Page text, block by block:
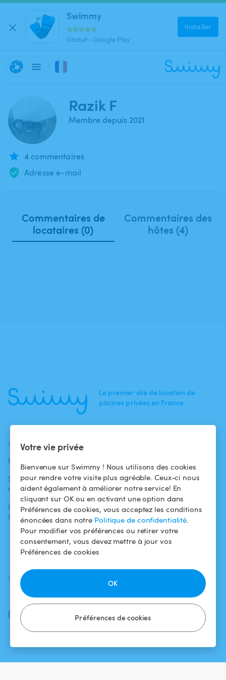
Votre vie privée
Bienvenue sur Swimmy ! Nous utilisons des cookies
pour rendre votre visite plus agréable. Ceux-ci nous
aident également à améliorer notre service! En
cliquant sur OK ou en activant une option dans
Préférences de cookies, vous acceptez les conditions
énoncées dans notre Politique de confidentialité.
Pour modifier vos préférences ou retirer votre
consentement, vous devez mettre à jour vos
Préférences de cookies
Préférences de cookies
OK
Swimmy
Gratuit - Google Play
Installer
Razik F
Membre depuis 2021
4 commentaires
Adresse e-mail
Commentaires de
locataires (0)
Commentaires des
hôtes (4)
Le premier site de location de
piscines privées en France.
ACTUALITÉS
Blog
Swimmy dans les
médias
L'aventure
Swimmy
baigneurs
Pour les
propriétaires
Louer ma piscine
Comment ça
marche ?
Conditions
d'utilisation
Politique de
confidentialité
Mentions légales
SUIVEZ-NOUS
Facebook
Instagram